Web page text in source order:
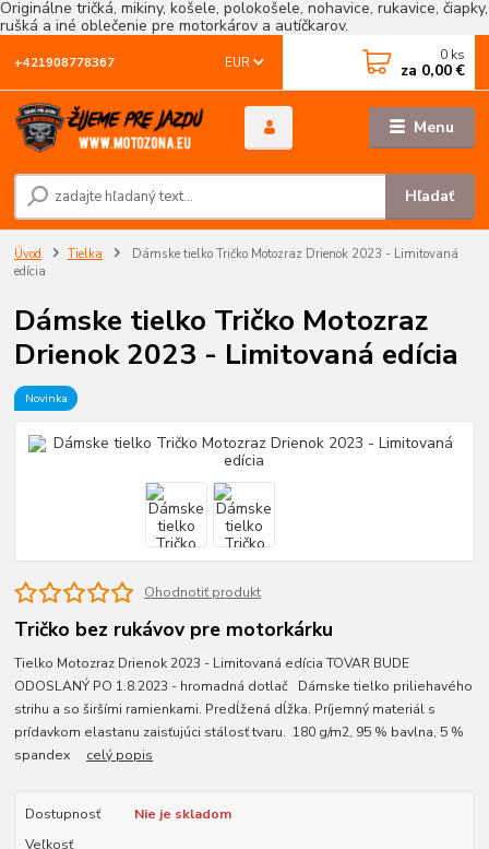
Originálne tričká, mikiny, košele, polokošele, nohavice, rukavice, čiapky,
rušká a iné oblečenie pre motorkárov a autíčkarov.
Menu
EUR
Hľadať
+421908778367 0 ks
za 0,00 €
Úvod Tielka
Dámske tielko Tričko Motozraz Drienok 2023 - Limitovaná
edícia
Dámske tielko Tričko Motozraz
Drienok 2023 - Limitovaná edícia
Novinka
Ohodnotiť produkt
Tričko bez rukávov pre motorkárku
Tielko Motozraz Drienok 2023 - Limitovaná edícia TOVAR BUDE
ODOSLANÝ PO 1.8.2023 - hromadná dotlač Dámske tielko priliehavého
strihu a so širšími ramienkami. Predĺžená dĺžka. Príjemný materiál s
prídavkom elastanu zaisťujúci stálosť tvaru. 180 g/m2, 95 % bavlna, 5 %
spandex celý popis
Dostupnosť
Nie je skladom
Veľkosť